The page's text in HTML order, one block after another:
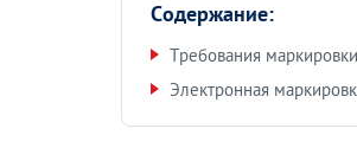
Содержание:
Требования
Электронная